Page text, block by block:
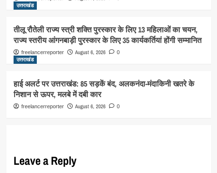
उत्तराखंड
तीलू रौतेली राज्य स्त्री शक्ति पुरस्कार के लिए 13 महिलाओं का चयन,
राज्य स्तरीय आंगनबाड़ी पुरस्कार के लिए 35 कार्यकर्तियां होंगी सम्मानित
freelancerreporter August 6, 2026 0
उत्तराखंड
हाई अलर्ट पर उत्तराखंड: 85 सड़कें बंद, अलकनंदा-मंदाकिनी खतरे के
निशान से ऊपर, मलबे में दबी कार
freelancerreporter August 6, 2026 0
Leave a Reply